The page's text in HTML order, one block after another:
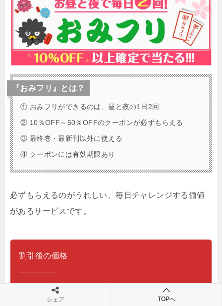
『おみフリ』とは？
① おみフリができるのは、昼と夜の1日2回
② 10％OFF～50％OFFのクーポンが必ずもらえる
③ 最終巻・最新刊以外に使える
④ クーポンには有効期限あり
必ずもらえるのがうれしい、毎日チャレンジする価値
があるサービスです。
割引後の価格
————–
「訳あり令嬢でしたが、溺愛されて今では幸せで
シェア TOPへ